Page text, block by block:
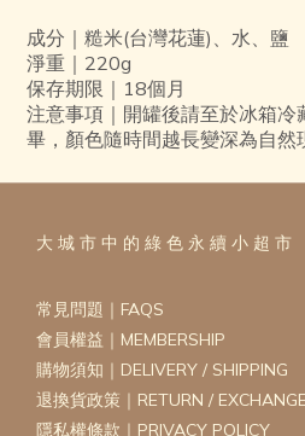
成分｜糙米(台灣花蓮)、水、鹽
淨重｜220g
保存期限｜18個月
注意事項｜開罐後請至於冰箱冷
畢，顏色隨時間越長變深為自然
大 城 市 中 的 綠 色 永 續 小 超 市
常見問題｜FAQS
會員權益｜MEMBERSHIP
購物須知｜DELIVERY / SHIPPING
退換貨政策｜RETURN / EXCHANGE
隱私權條款｜PRIVACY POLICY